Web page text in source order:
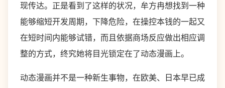
现传达。正是看到了这样的状况，牟方冉想找到一种
能够缩短开发周期，下降危险，在操控本钱的一起又
在短时间内能够试错，而且依据商场反应做出相应调
整的方式，终究她将目光锁定在了动态漫画上。
动态漫画并不是一种新生事物，在欧美、日本早已成